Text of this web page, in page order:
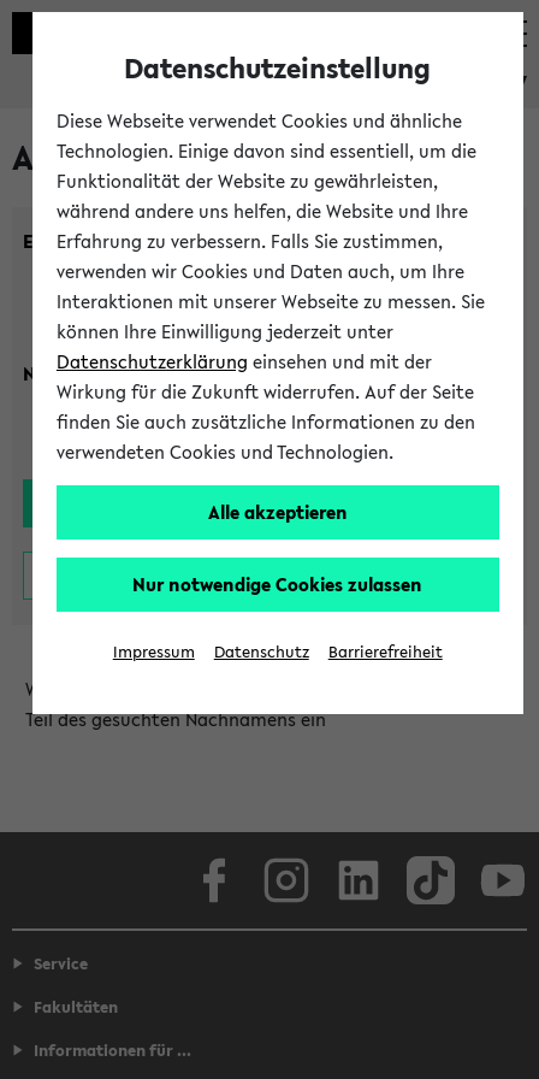
eKVV
Alle Lehrenden
Einrichtung:
Nachname:
Wählen Sie die Einrichtung aus und/oder geben Sie einen
Teil des gesuchten Nachnamens ein
Service
Fakultäten
Informationen für ...
Datenschutzeinstellung
Diese Webseite verwendet Cookies und ähnliche
Technologien. Einige davon sind essentiell, um die
Funktionalität der Website zu gewährleisten,
während andere uns helfen, die Website und Ihre
Erfahrung zu verbessern. Falls Sie zustimmen,
verwenden wir Cookies und Daten auch, um Ihre
Interaktionen mit unserer Webseite zu messen. Sie
können Ihre Einwilligung jederzeit unter
Datenschutzerklärung einsehen und mit der
Wirkung für die Zukunft widerrufen. Auf der Seite
finden Sie auch zusätzliche Informationen zu den
verwendeten Cookies und Technologien.
Alle akzeptieren
Nur notwendige Cookies zulassen
Impressum Datenschutz Barrierefreiheit